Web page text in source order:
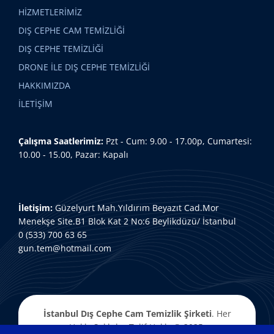
HİZMETLERİMİZ
DIŞ CEPHE CAM TEMİZLİĞİ
DIŞ CEPHE TEMİZLİĞİ
DRONE İLE DIŞ CEPHE TEMİZLİĞİ
HAKKIMIZDA
İLETİŞİM
Çalışma Saatlerimiz: Pzt - Cum: 9.00 - 17.00p, Cumartesi:
10.00 - 15.00, Pazar: Kapalı
İletişim: Güzelyurt Mah.Yıldırım Beyazıt Cad.Mor
Menekşe Site.B1 Blok Kat 2 No:6 Beylikdüzü/ İstanbul
0 (533) 700 63 65
gun.tem@hotmail.com
İstanbul Dış Cephe Cam Temizlik Şirketi. Her
Hakkı Saklıdır. Telif Hakkı © 2025.